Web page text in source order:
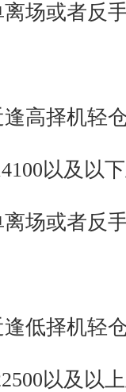
场或者反
高择机轻
以及以
场或者反
低择机轻
以及以